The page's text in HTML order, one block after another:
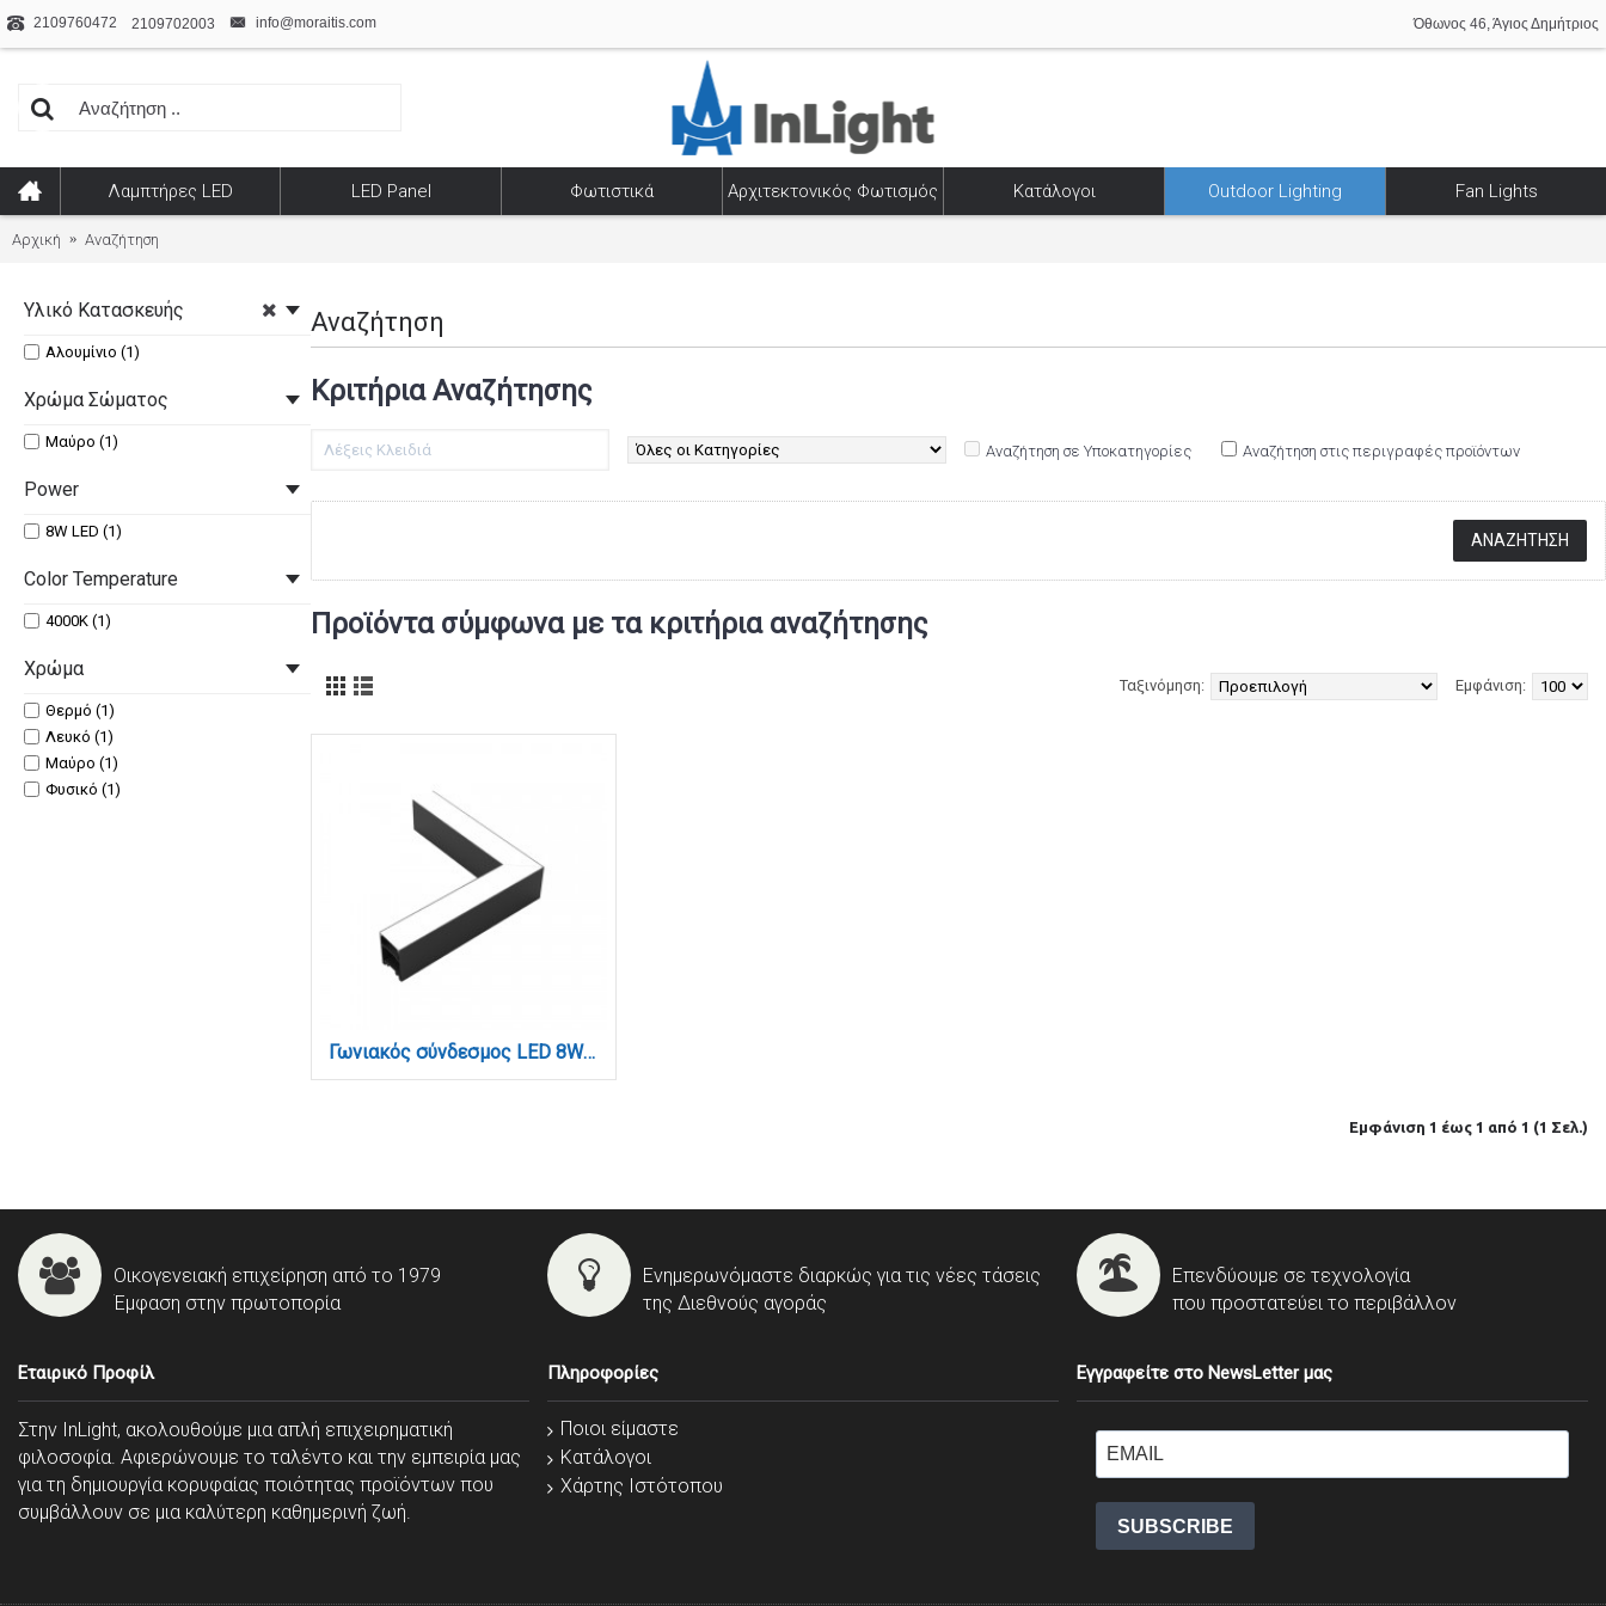
2109760472 2109702003 info@moraitis.com Όθωνος 46, Άγιος Δημήτριος
Λαμπτήρες LED LED Panel Φωτιστικά Αρχιτεκτονικός Φωτισμός Κατάλογοι Outdoor Lighting Fan Lights
Αρχική Αναζήτηση
Υλικό Κατασκευής
Αλουμίνιο (1)
Χρώμα Σώματος
Μαύρο (1)
Power
8W LED (1)
Color Temperature
4000K (1)
Χρώμα
Θερμό (1)
Λευκό (1)
Μαύρο (1)
Φυσικό (1)
Αναζήτηση
Κριτήρια Αναζήτησης
Αναζήτηση σε Υποκατηγορίες Αναζήτηση στις περιγραφές προϊόντων
Προϊόντα σύμφωνα με τα κριτήρια αναζήτησης
Εμφάνιση:
Ταξινόμηση:
Γωνιακός σύνδεσμος LED 8W 4000K σε μαύρη απόχρωση D:17,6cmX17,6cm (L002-BL)
Εμφάνιση 1 έως 1 από 1 (1 Σελ.)
Οικογενειακή επιχείρηση από το 1979
Έμφαση στην πρωτοπορία
Ενημερωνόμαστε διαρκώς για τις νέες τάσεις
της Διεθνούς αγοράς
Επενδύουμε σε τεχνολογία
που προστατεύει το περιβάλλον
Εταιρικό Προφίλ
Στην InLight, ακολουθούμε μια απλή επιχειρηματική
φιλοσοφία. Αφιερώνουμε το ταλέντο και την εμπειρία μας
για τη δημιουργία κορυφαίας ποιότητας προϊόντων που
συμβάλλουν σε μια καλύτερη καθημερινή ζωή.
Πληροφορίες
Ποιοι είμαστε
Κατάλογοι
Χάρτης Ιστότοπου
Εγγραφείτε στο NewsLetter μας
SUBSCRIBE